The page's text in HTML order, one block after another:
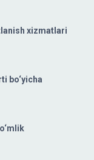
xizmatlari
bo‘yicha